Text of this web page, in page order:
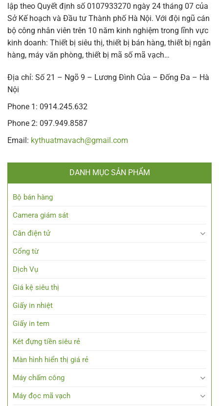
lập theo Quyết định số 0107933270 ngày 24 tháng 07 của
Sở Kế hoạch và Đầu tư Thành phố Hà Nội. Với đội ngũ cán
bộ công nhân viên trên 10 năm kinh nghiệm trong lĩnh vực
kinh doanh: Thiết bị siêu thị, thiết bị bán hàng, thiết bị ngân
hàng, máy văn phòng, thiết bị mã số mã vạch…
Địa chỉ: Số 21 – Ngõ 9 – Lương Đình Của – Đống Đa – Hà
Nội
Phone 1: 0914.245.632
Phone 2: 097.949.8587
Email: kythuatmavach@gmail.com
DANH MỤC SẢN PHẨM
Bộ bán hàng
Camera giám sát
Cân điện tử
Cổng từ
Dịch Vụ
Giá kệ siêu thị
Giấy in nhiệt
Giấy in tem
Két đựng tiền siêu rẻ
Màn hình hiển thị giá rẻ
Máy chấm công
Máy đọc mã vạch